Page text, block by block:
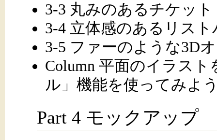
3-3 丸みのあるチケット
3-4 立体感のあるリス
3-5 ファーのような3D
Column 平面のイラス
ル」機能を使ってみよ
Part 4 モックアップ